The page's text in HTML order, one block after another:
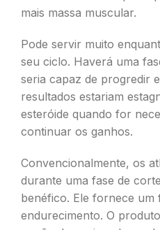
mais massa muscular.
Pode servir muito
seu ciclo. Haverá uma
seria capaz de progredir
resultados estariam
esteróide quando for
continuar os ganhos.
Convencionalmente, os
durante uma fase de
benéfico. Ele fornece um
endurecimento. O